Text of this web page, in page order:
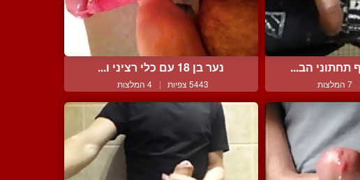
תחתוני הב...
7 המלצות
נער בן 18 עם כלי רציני ו...
5443 צפיות | 4 המלצות